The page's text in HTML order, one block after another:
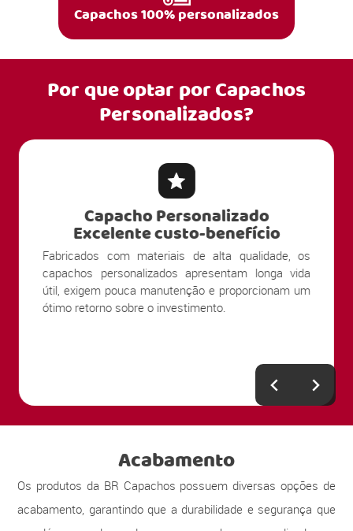
Capachos 100% personalizados
Por que optar porCapachos
Personalizados?
Capacho Personalizado
Excelente custo-benefício
Fabricados com materiais de alta qualidade, os
capachos personalizados apresentam longa vida
útil, exigem pouca manutenção e proporcionam um
ótimo retorno sobre o investimento.
Acabamento
Os produtos da BR Capachos possuem diversas opções de
acabamento, garantindo que a durabilidade e segurança que